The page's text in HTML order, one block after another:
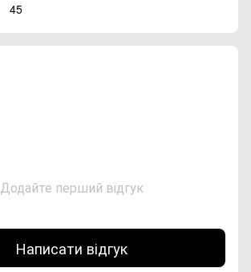
45
Додайте перший відгук
Написати відгук